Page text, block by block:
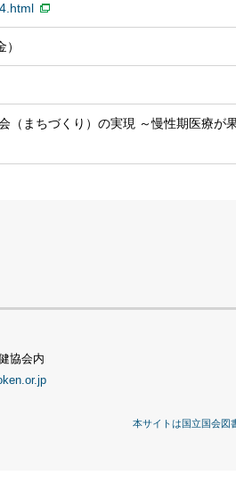
（まちづくり）の実現 ～慢性期医療が
協会内
本サイトは国立国会図